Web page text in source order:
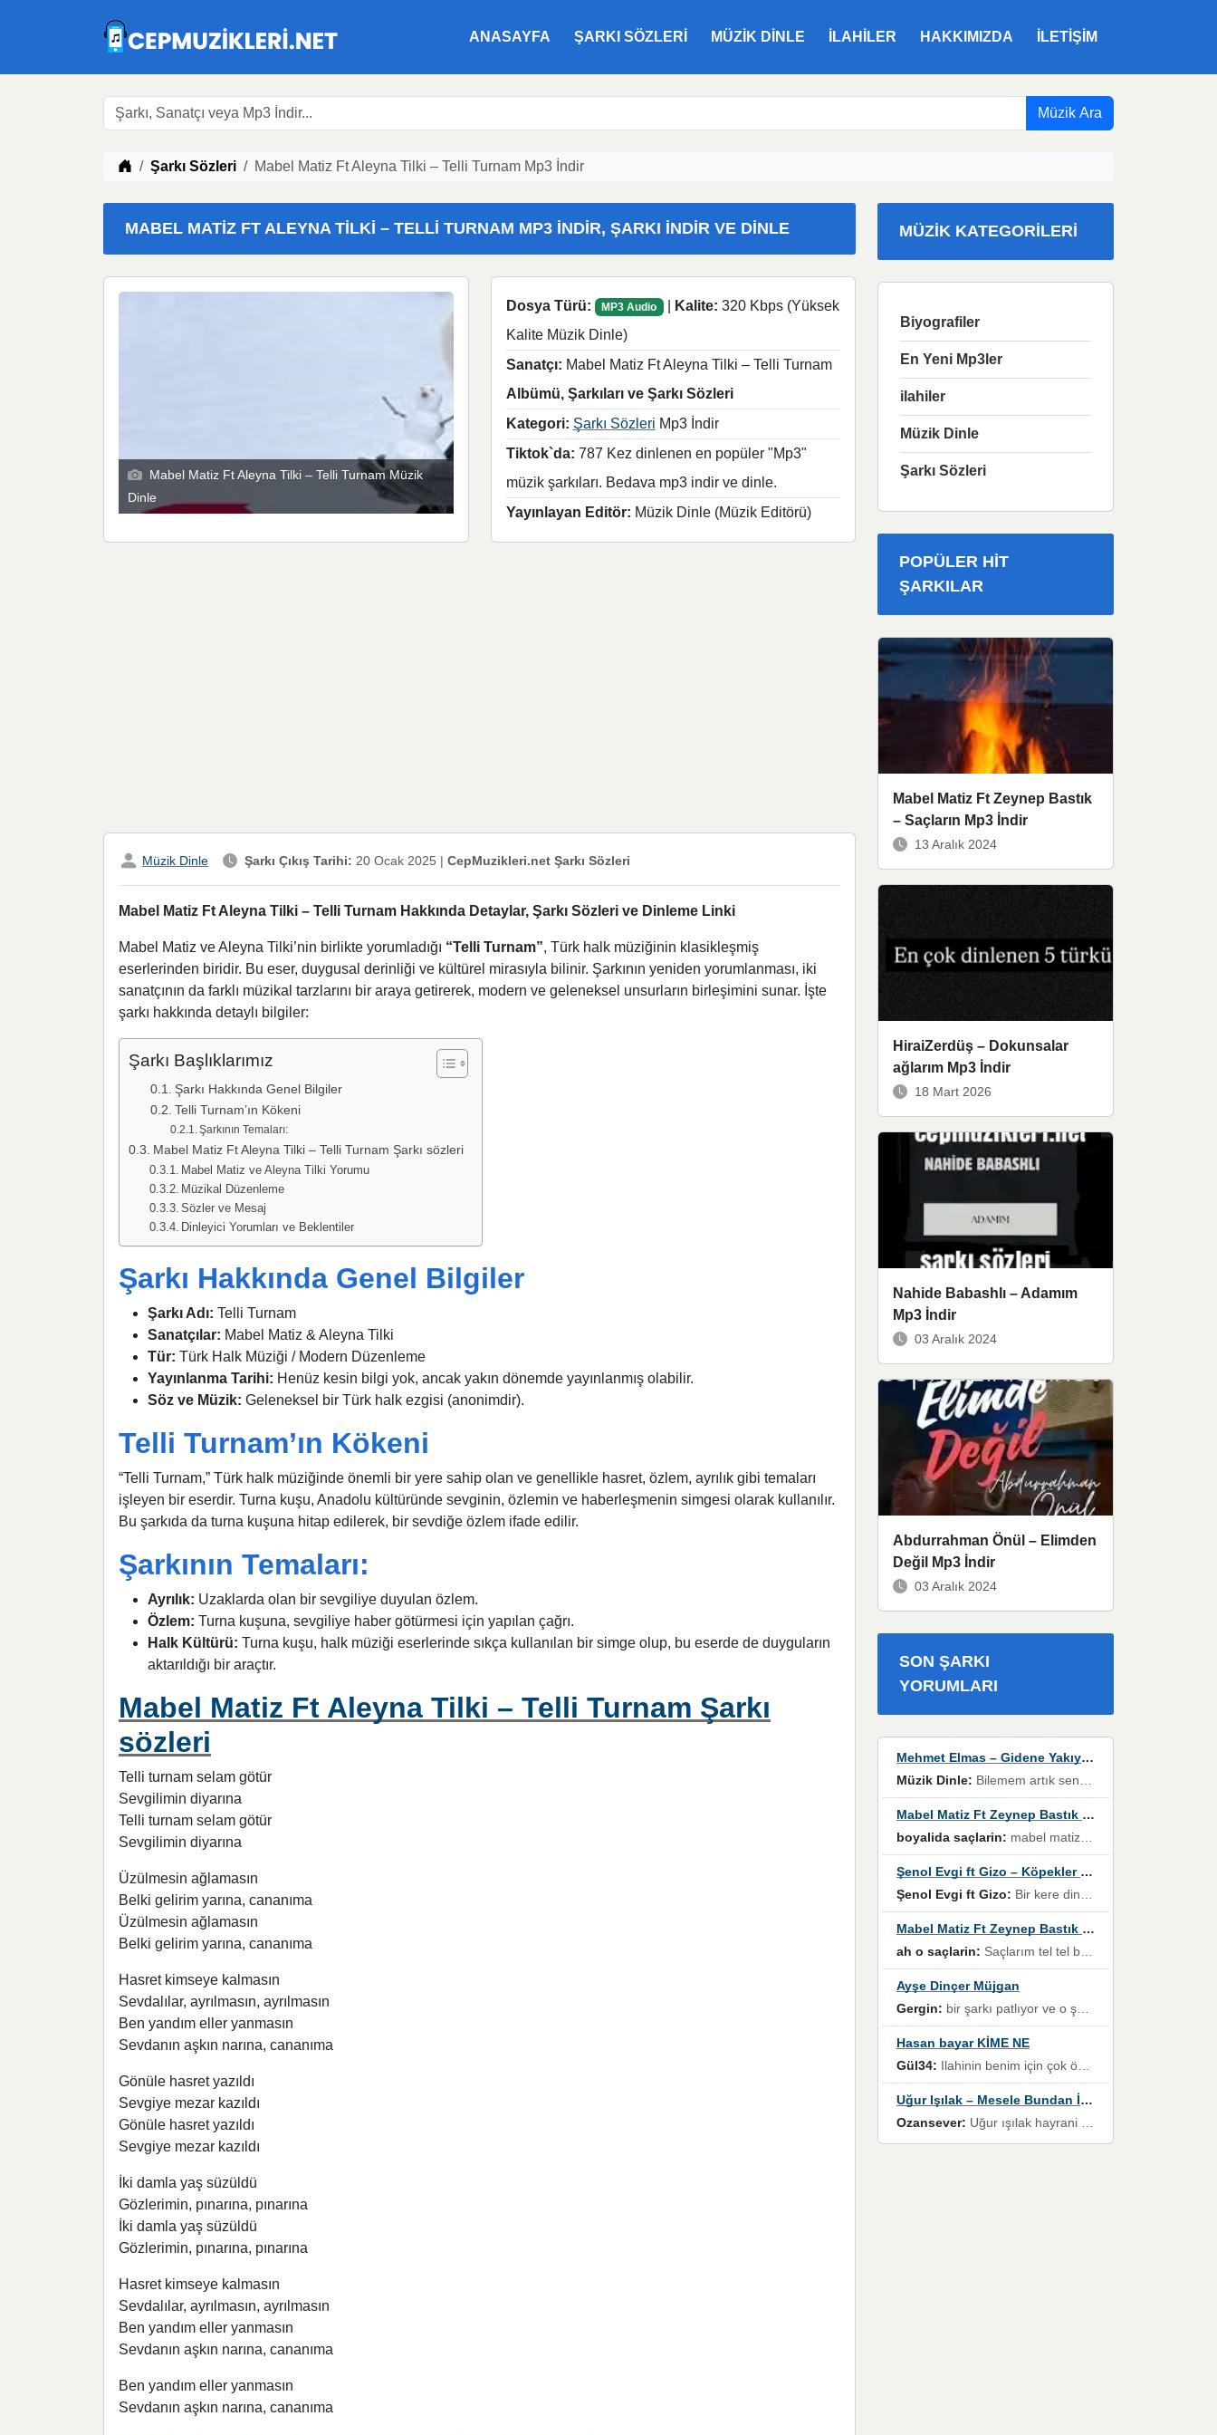
ANASAYFA ŞARKI SÖZLERI MÜZIK DINLE ILAHILER HAKKIMIZDA İLETIŞIM
Müzik Ara
Müzik indir
Şarkı Sözleri Mabel Matiz Ft Aleyna Tilki – Telli Turnam Mp3 İndir
MABEL MATIZ FT ALEYNA TILKI – TELLI TURNAM MP3 İNDIR, ŞARKI İNDIR VE DINLE
Mabel Matiz Ft Aleyna Tilki – Telli Turnam Müzik
Dinle
Dosya Türü: MP3 Audio Kalite: 320 Kbps (Yüksek
Kalite Müzik Dinle)
Sanatçı: Mabel Matiz Ft Aleyna Tilki – Telli Turnam
Albümü, Şarkıları ve Şarkı Sözleri
Kategori: Şarkı Sözleri Mp3 İndir
Tiktok`da: 787 Kez dinlenen en popüler "Mp3"
müzik şarkıları. Bedava mp3 indir ve dinle.
Yayınlayan Editör: Müzik Dinle (Müzik Editörü)
Müzik Dinle Şarkı Çıkış Tarihi: 20 Ocak 2025 | CepMuzikleri.net Şarkı Sözleri
Mabel Matiz Ft Aleyna Tilki – Telli Turnam Hakkında Detaylar, Şarkı Sözleri ve Dinleme Linki
Mabel Matiz ve Aleyna Tilki’nin birlikte yorumladığı “Telli Turnam”, Türk halk müziğinin klasikleşmiş
eserlerinden biridir. Bu eser, duygusal derinliği ve kültürel mirasıyla bilinir. Şarkının yeniden yorumlanması, iki
sanatçının da farklı müzikal tarzlarını bir araya getirerek, modern ve geleneksel unsurların birleşimini sunar. İşte
şarkı hakkında detaylı bilgiler:
Şarkı Başlıklarımız
Şarkı Hakkında Genel Bilgiler
Telli Turnam’ın Kökeni
Şarkının Temaları:
Mabel Matiz Ft Aleyna Tilki – Telli Turnam Şarkı sözleri
Mabel Matiz ve Aleyna Tilki Yorumu
Müzikal Düzenleme
Sözler ve Mesaj
Dinleyici Yorumları ve Beklentiler
Şarkı Hakkında Genel Bilgiler
Şarkı Adı: Telli Turnam
Sanatçılar: Mabel Matiz & Aleyna Tilki
Tür: Türk Halk Müziği / Modern Düzenleme
Yayınlanma Tarihi: Henüz kesin bilgi yok, ancak yakın dönemde yayınlanmış olabilir.
Söz ve Müzik: Geleneksel bir Türk halk ezgisi (anonimdir).
Telli Turnam’ın Kökeni
“Telli Turnam,” Türk halk müziğinde önemli bir yere sahip olan ve genellikle hasret, özlem, ayrılık gibi temaları
işleyen bir eserdir. Turna kuşu, Anadolu kültüründe sevginin, özlemin ve haberleşmenin simgesi olarak kullanılır.
Bu şarkıda da turna kuşuna hitap edilerek, bir sevdiğe özlem ifade edilir.
Şarkının Temaları:
Ayrılık: Uzaklarda olan bir sevgiliye duyulan özlem.
Özlem: Turna kuşuna, sevgiliye haber götürmesi için yapılan çağrı.
Halk Kültürü: Turna kuşu, halk müziği eserlerinde sıkça kullanılan bir simge olup, bu eserde de duyguların
aktarıldığı bir araçtır.
Mabel Matiz Ft Aleyna Tilki – Telli Turnam Şarkı
sözleri
Telli turnam selam götür
Sevgilimin diyarına
Telli turnam selam götür
Sevgilimin diyarına
Üzülmesin ağlamasın
Belki gelirim yarına, cananıma
Üzülmesin ağlamasın
Belki gelirim yarına, cananıma
Hasret kimseye kalmasın
Sevdalılar, ayrılmasın, ayrılmasın
Ben yandım eller yanmasın
Sevdanın aşkın narına, cananıma
Gönüle hasret yazıldı
Sevgiye mezar kazıldı
Gönüle hasret yazıldı
Sevgiye mezar kazıldı
İki damla yaş süzüldü
Gözlerimin, pınarına, pınarına
İki damla yaş süzüldü
Gözlerimin, pınarına, pınarına
Hasret kimseye kalmasın
Sevdalılar, ayrılmasın, ayrılmasın
Ben yandım eller yanmasın
Sevdanın aşkın narına, cananıma
Ben yandım eller yanmasın
Sevdanın aşkın narına, cananıma
MÜZIK KATEGORILERI
Biyografiler
En Yeni Mp3ler
ilahiler
Müzik Dinle
Şarkı Sözleri
POPÜLER HIT
ŞARKILAR
Mabel Matiz Ft Zeynep Bastık
– Saçların Mp3 İndir
13 Aralık 2024
HiraiZerdüş – Dokunsalar
ağlarım Mp3 İndir
18 Mart 2026
Nahide Babashlı – Adamım
Mp3 İndir
03 Aralık 2024
Abdurrahman Önül – Elimden
Değil Mp3 İndir
03 Aralık 2024
SON ŞARKI
YORUMLARI
Mehmet Elmas – Gidene Yakıyorum
Müzik Dinle: Bilemem artık senden bir şans daha / Düştüğün zaman ben olmayacağım yanında” dizeleri, artık geçmişin tekrarına izin verilmeyeceğini, kişisel sınırların çizildiğini gösteriyor.
Mabel Matiz Ft Zeynep Bastık – Saçların
boyalida saçlarin: mabel matiz'in maya albümünde yer alan güzellerden. parça da şarkı hani! müzikal altyapısına vurulduğum, sözlerinde kaybolduğum bir parça olmuş.
Şenol Evgi ft Gizo – Köpekler Tanımadıklarına havlar
Şenol Evgi ft Gizo: Bir kere dinlememe rağmen kulaklardan gitmiyor sen sen sen sen kurban ol sen sen sen sen hayran ol yükses ses müzik dinleme sebebisiniz canlar bomba gibi patladınız maşallah
Mabel Matiz Ft Zeynep Bastık – Saçların
ah o saçlarin: Saçlarım tel tel beyazlıyor beyazlagına degil yanımda sen yoksun ona üzülüyorum günler bir bir geçiyor geçen günlere değil sensiz geçen günlere darılıyorum,Dinledikce asla kavusamayacagim ama asla unutamicagim sevdiğim adam için yanar içim
Ayşe Dinçer Müjgan
Gergin: bir şarkı patlıyor ve o şarkıyı millet her paylaşımın altına koyuyor ve öyle bir durum hal alıyor ki şarkıyı dinlemeden şarkıdan bikıyorsun Ama bu enteresan bir şekilde dillere dolanıyor millet olarak seviyoruz dertlerle boğuşurken bir yandan da göbek atmayi))) diyeceklerim bu kadar güzel hoş bir sayfa emeğinize sağlık arkadaşlar kolay gelsin
Hasan bayar KİME NE
Gül34: Ilahinin benim için çok özel bir yeri var İlk çıktığında komşum ne kadar yüksek sesle dinliyorsa orada duymuştum ve YouTube'dan aratıp Bu ilahiyi bulmuştum ve sonra müdavimi oldum günlük Ben de 3-5 kere dinleyip ezberleyip artık ilahiye bende eşlik ediyorum yüksek sesle Allah razı olsun hizmet nimettir Rabbim sizin zahmetlerinize de hayırlı nimetler versin Selam ve dua ile Allah'a emanet olun
Uğur Işılak – Mesele Bundan İbaret
Ozansever: Uğur ışılak hayrani olarak eski yeni tüm eserlerini keyifle huzurla dinleyenlerden birisiyim, emeğine saygı duyan gönül veren bunu en güzel şekilde sevenlerine ulaştıran siz değerli sayfa yöneticilerine de teşekkür ederim